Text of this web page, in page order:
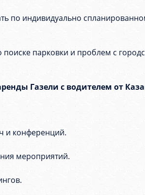
по индивидуально
поиске парковки и проблем с
Газели с водителем от
и конференций.
мероприятий.